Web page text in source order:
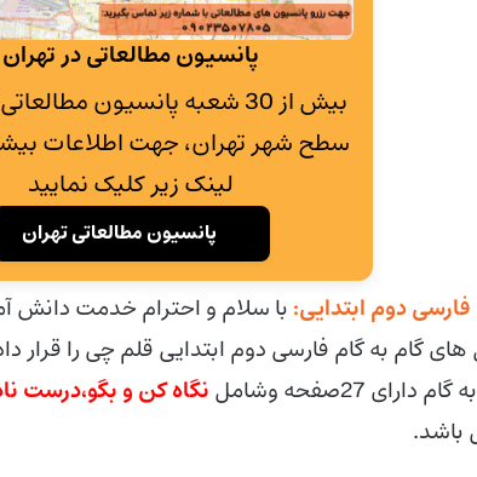
پانسیون مطالعاتی در تهران
بیش از 30 شعبه پانسیون
سطح شهر تهران، جهت اطلاعات
لینک زیر کلیک نمایید
پانسیون مطالعاتی تهران
دوم ابتدایی: با سلام و احترام خدمت دانش
گام به گام فارسی دوم ابتدایی قلم چی را قرار
27صفحه وشامل
نگاه کن و بگو،درست
باشد.